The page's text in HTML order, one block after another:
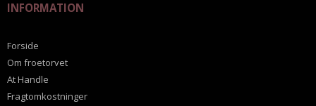
INFORMATION
Forside
Om froetorvet
At Handle
Fragtomkostninger